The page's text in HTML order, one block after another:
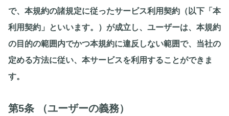
で、本規約の諸規定に従ったサービス利用契約（以下「本
利用契約」といいます。）が成立し、ユーザーは、本規約
の目的の範囲内でかつ本規約に違反しない範囲で、当社の
定める方法に従い、本サービスを利用することができま
す。
第5条 （ユーザーの義務）